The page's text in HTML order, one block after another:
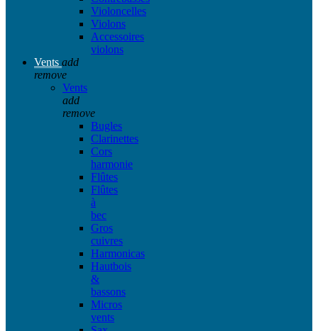
Violoncelles
Violons
Accessoires
violons
Vents add
remove
Vents
add
remove
Bugles
Clarinettes
Cors
harmonie
Flûtes
Flûtes
à
bec
Gros
cuivres
Harmonicas
Hautbois
&
bassons
Micros
vents